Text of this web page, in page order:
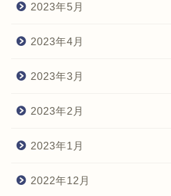
2023年5月
2023年4月
2023年3月
2023年2月
2023年1月
2022年12月